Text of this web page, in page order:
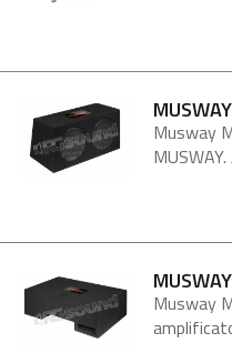
MUSWAY
Musway
MUSWAY.
MUSWAY
Musway